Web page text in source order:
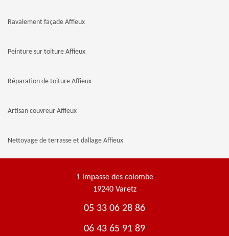
Ravalement façade Affieux
Peinture sur toiture Affieux
Réparation de toiture Affieux
Artisan couvreur Affieux
Nettoyage de terrasse et dallage Affieux
1 impasse des colombe
19240 Varetz
05 33 06 28 86
06 43 65 91 89